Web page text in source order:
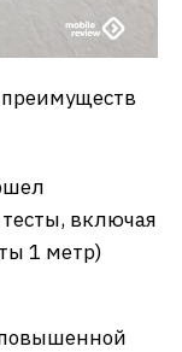
включая
1 метр)